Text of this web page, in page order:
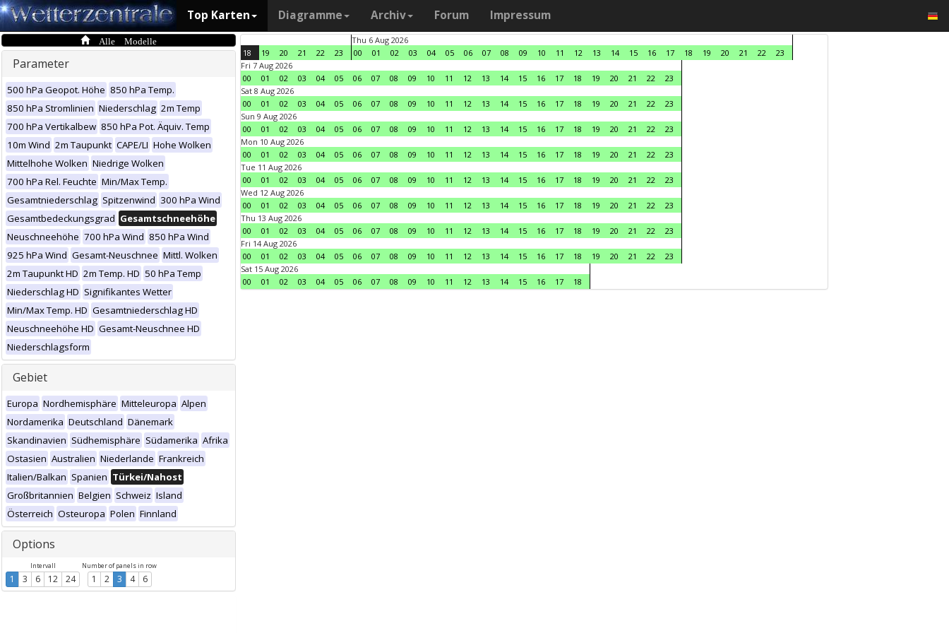
Top Karten Diagramme Archiv Forum Impressum
Alle Modelle
Parameter
500 hPa Geopot. Höhe 850 hPa Temp.
850 hPa Stromlinien Niederschlag 2m Temp
700 hPa Vertikalbew 850 hPa Pot. Äquiv. Temp
10m Wind 2m Taupunkt CAPE/LI Hohe Wolken
Mittelhohe Wolken Niedrige Wolken
700 hPa Rel. Feuchte Min/Max Temp.
Gesamtniederschlag Spitzenwind 300 hPa Wind
Gesamtbedeckungsgrad Gesamtschneehöhe
Neuschneehöhe 700 hPa Wind 850 hPa Wind
925 hPa Wind Gesamt-Neuschnee Mittl. Wolken
2m Taupunkt HD 2m Temp. HD 50 hPa Temp
Niederschlag HD Signifikantes Wetter
Min/Max Temp. HD Gesamtniederschlag HD
Neuschneehöhe HD Gesamt-Neuschnee HD
Niederschlagsform
Gebiet
Europa Nordhemisphäre Mitteleuropa Alpen
Nordamerika Deutschland Dänemark
Skandinavien Südhemisphäre Südamerika Afrika
Ostasien Australien Niederlande Frankreich
Italien/Balkan Spanien Türkei/Nahost
Großbritannien Belgien Schweiz Island
Österreich Osteuropa Polen Finnland
Options
Intervall
1 3 6 12 24
Number of panels in row
1 2 3 4 6
18 19 20 21 22 23
Thu 6 Aug 2026
00
01 02 03 04 05 06 07 08 09 10 11 12 13 14 15 16 17 18 19 20 21 22
23
Fri 7 Aug 2026
00
01 02 03 04 05 06 07 08 09 10 11 12 13 14 15 16 17 18 19 20 21 22
23
Sat 8 Aug 2026
00
01 02 03 04 05 06 07 08 09 10 11 12 13 14 15 16 17 18 19 20 21 22
23
Sun 9 Aug 2026
00
01 02 03 04 05 06 07 08 09 10 11 12 13 14 15 16 17 18 19 20 21 22
23
Mon 10 Aug 2026
00
01 02 03 04 05 06 07 08 09 10 11 12 13 14 15 16 17 18 19 20 21 22
23
Tue 11 Aug 2026
00
01 02 03 04 05 06 07 08 09 10 11 12 13 14 15 16 17 18 19 20 21 22
23
Wed 12 Aug 2026
00
01 02 03 04 05 06 07 08 09 10 11 12 13 14 15 16 17 18 19 20 21 22
23
Thu 13 Aug 2026
00
01 02 03 04 05 06 07 08 09 10 11 12 13 14 15 16 17 18 19 20 21 22
23
Fri 14 Aug 2026
00
01 02 03 04 05 06 07 08 09 10 11 12 13 14 15 16 17 18 19 20 21 22
23
Sat 15 Aug 2026
00
01 02 03 04 05 06 07 08 09 10 11 12 13 14 15 16 17 18